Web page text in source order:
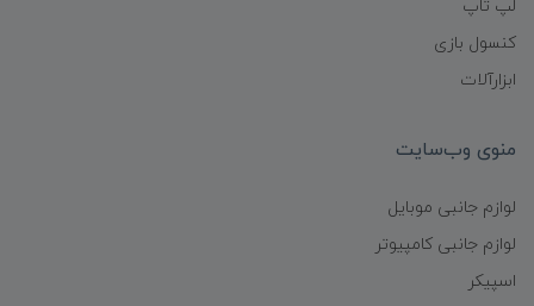
لپ تاپ
کنسول بازی
ابزارآلات
منوی وب‌سایت
لوازم جانبی موبایل
لوازم جانبی کامپیوتر
اسپیکر